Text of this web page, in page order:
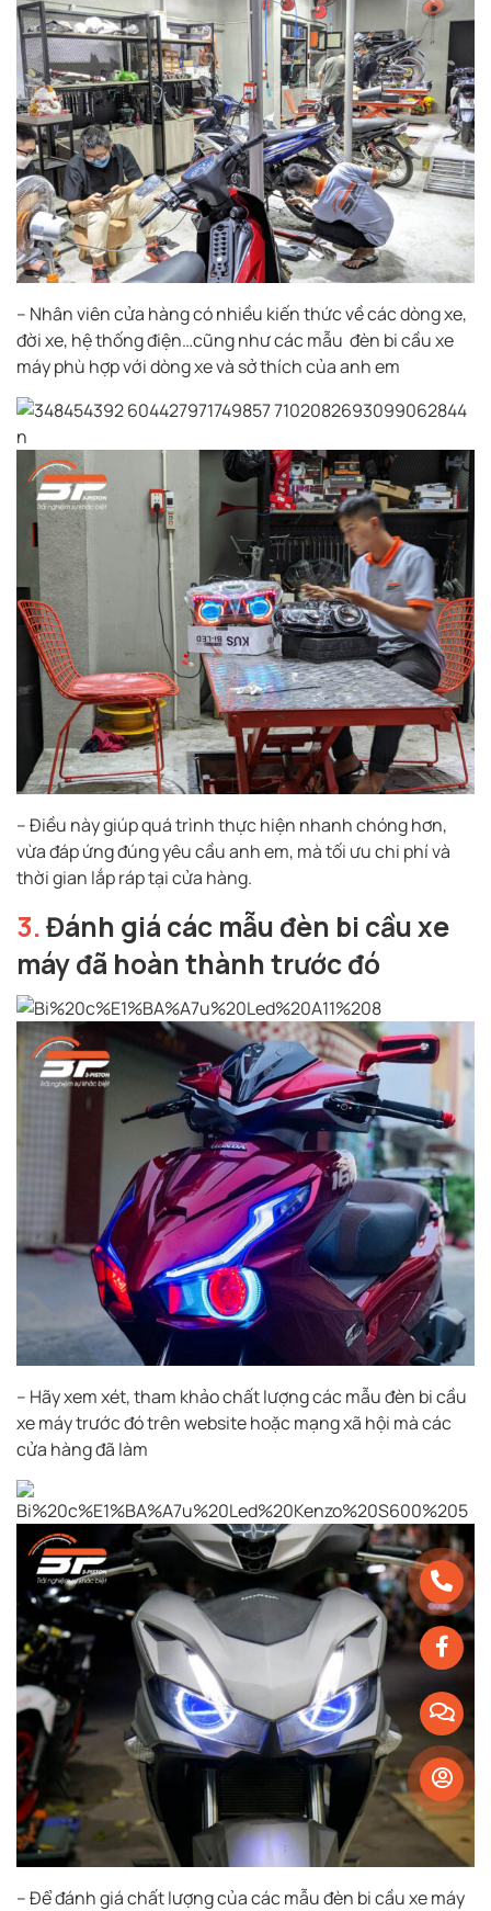
– Nhân viên cửa hàng có nhiều kiến thức về các dòng xe,
đời xe, hệ thống điện…cũng như các mẫu đèn bi cầu xe
máy phù hợp với dòng xe và sở thích của anh em
– Điều này giúp quá trình thực hiện nhanh chóng hơn,
vừa đáp ứng đúng yêu cầu anh em, mà tối ưu chi phí và
thời gian lắp ráp tại cửa hàng.
3.Đánh giá các mẫu đèn bi cầu xe
máy đã hoàn thành trước đó
– Hãy xem xét, tham khảo chất lượng các mẫu đèn bi cầu
xe máy trước đó trên website hoặc mạng xã hội mà các
cửa hàng đã làm
– Để đánh giá chất lượng của các mẫu đèn bi cầu xe máy